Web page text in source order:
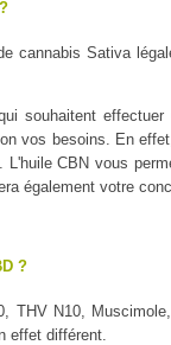
cannabis Sativa
souhaitent
vos besoins. En
CBN vous
également votre
?
THV N10,
effet différent.